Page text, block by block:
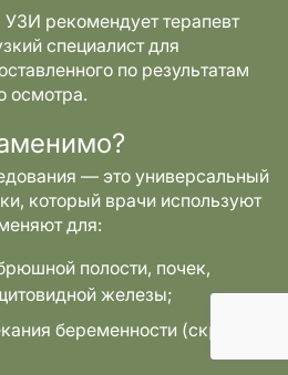
рекомендует терапевт
специалист для
по результатам
осмотра.
— это универсальный
который врачи используют
для:
полости, почек,
железы;
беременности (скрининг